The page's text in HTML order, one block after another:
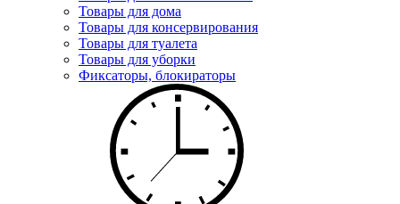
Товары для дома
Товары для консервирования
Товары для туалета
Товары для уборки
Фиксаторы, блокираторы